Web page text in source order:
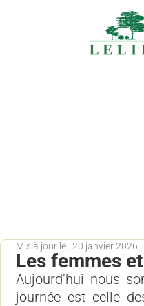
Mis à jour le : 20 janvier 2026
Les femmes
Aujourd’hui nous
journée est celle